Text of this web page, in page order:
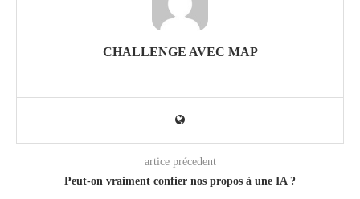
CHALLENGE AVEC MAP
artice précedent
Peut-on vraiment confier nos propos à une IA ?